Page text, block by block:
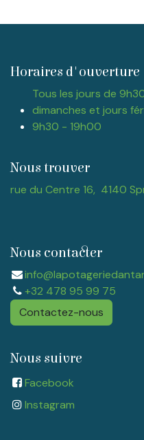
Horaires d'ouverture
Tous les jours de
dimanches et jours
9h30 - 19h00
Nous trouver
rue du Centre 16, 4140
Nous contacter
+32 478 95 99 75
Contactez-nous
Nous suivre
Facebook
Instagram​